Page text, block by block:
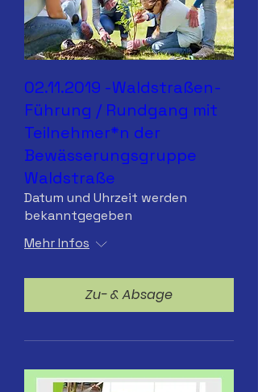
02.11.2019 -Waldstraßen-
Führung / Rundgang mit
Teilnehmer*n der
Bewässerungsgruppe
Waldstraße
Datum und Uhrzeit werden
bekanntgegeben
Mehr Infos
Zu- & Absage